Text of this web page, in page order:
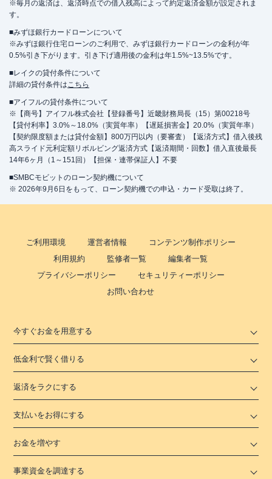
※毎月の返済は、返済時点での借入残高によって約定返済金額が設定されま
す。
■みずほ銀行カードローンについて
※みずほ銀行住宅ローンのご利用で、みずほ銀行カードローンの金利が年
0.5%引き下がります。引き下げ適用後の金利は年1.5%~13.5%です。
■レイクの貸付条件について
詳細の貸付条件はこちら
■アイフルの貸付条件について
※【商号】アイフル株式会社【登録番号】近畿財務局長（15）第00218号
【貸付利率】3.0%～18.0%（実質年率）【遅延損害金】20.0%（実質年率）
【契約限度額または貸付金額】800万円以内（要審査）【返済方式】借入後残
高スライド元利定額リボルビング返済方式【返済期間・回数】借入直後最長
14年6ヶ月（1～151回）【担保・連帯保証人】不要
■SMBCモビットのローン契約機について
※ 2026年9月6日をもって、ローン契約機での申込・カード受取は終了。
ご利用環境 運営者情報
コンテンツ制作ポリシー
利用規約
監修者一覧
編集者一覧
プライバシーポリシー
セキュリティーポリシー
お問い合わせ
今すぐお金を用意する
低金利で賢く借りる
返済をラクにする
支払いをお得にする
お金を増やす
事業資金を調達する